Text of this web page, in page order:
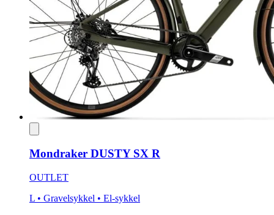
Mondraker DUSTY SX R
OUTLET
L • Gravelsykkel • El-sykkel